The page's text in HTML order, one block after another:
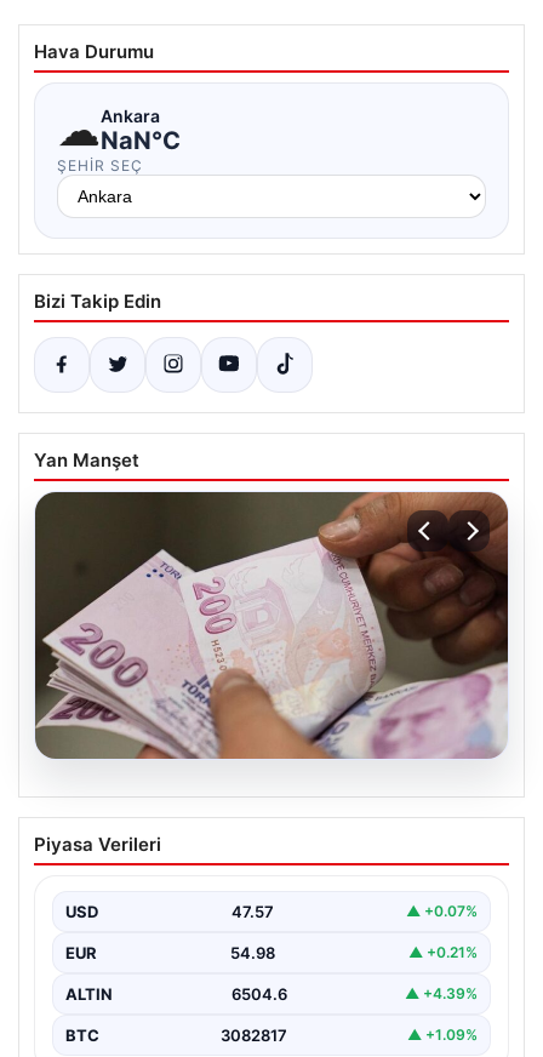
Hava Durumu
☁Ankara
NaN°C
ŞEHIR SEÇ
Bizi Takip Edin
Yan Manşet
2026 Kurban Bayramı İkramiyeleri Ne
Zaman Yatacak? Emekli Bayram
2026 yılı Kurban Bayramı’nın yaklaşmasıyla birlikte,
ikramiyelerinin ne…
Piyasa Verileri
USD 47.57 ▲ +0.07%
EUR 54.98 ▲ +0.21%
ALTIN 6504.6 ▲ +4.39%
BTC 3082817 ▲ +1.09%